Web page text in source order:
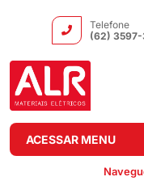
Telefone
(62)
ACESSAR MENU